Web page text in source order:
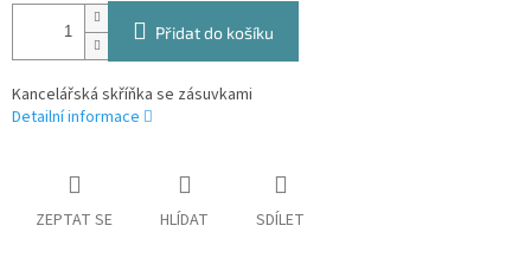
Přidat do košíku
Kancelářská skříňka se zásuvkami
Detailní informace
ZEPTAT SE HLÍDAT SDÍLET